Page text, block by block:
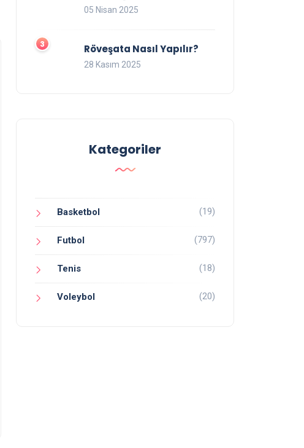
05 Nisan 2025
Röveşata Nasıl Yapılır?
28 Kasım 2025
Kategoriler
Basketbol (19)
Futbol (797)
Tenis (18)
Voleybol (20)